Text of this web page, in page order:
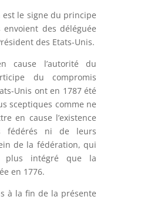
est le signe du principe
des déléguée
des Etats-Unis.
cause l’autorité du
du compromis
Unis ont en 1787 été
sceptiques comme ne
en cause l’existence
fédérés ni de leurs
de la fédération, qui
plus intégré que la
en 1776.
à la fin de la présente